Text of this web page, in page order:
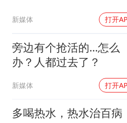
新媒体 打开
旁边有个抢活的…怎么
办？人都过去了？
新媒体 打开
多喝热水，热水治百病